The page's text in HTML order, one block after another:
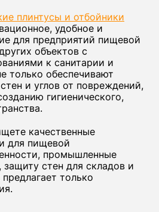
плинтусы и отбойники
удобное и
для предприятий пищевой
объектов с
к санитарии и
только обеспечивают
и углов от повреждений,
гигиенического,
качественные
для пищевой
промышленные
защиту стен для складов и
только